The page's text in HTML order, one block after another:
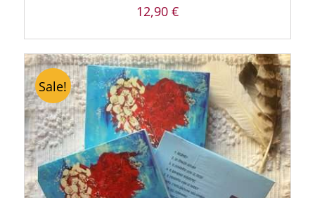
12,90 €
Sale!
ACQUISTA PRODOTTO / DETTAGLI